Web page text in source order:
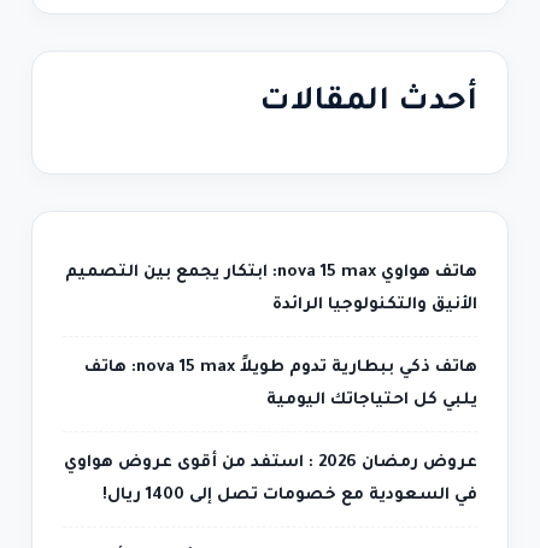
أحدث المقالات
هاتف هواوي nova 15 max: ابتكار يجمع بين التصميم
الأنيق والتكنولوجيا الرائدة
هاتف ذكي ببطارية تدوم طويلاً nova 15 max: هاتف
يلبي كل احتياجاتك اليومية
عروض رمضان 2026 : استفد من أقوى عروض هواوي
في السعودية مع خصومات تصل إلى 1400 ريال!